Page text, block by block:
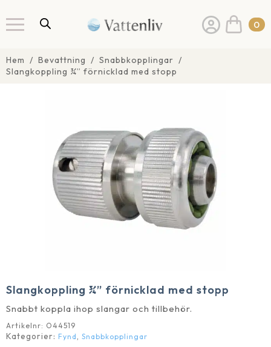
0
Hem Bevattning
Snabbkopplingar
Slangkoppling ¾” förnicklad med stopp
Slangkoppling ¾” förnicklad med stopp
Snabbt koppla ihop slangar och tillbehör.
Artikelnr: O44519
Kategorier: Fynd , Snabbkopplingar